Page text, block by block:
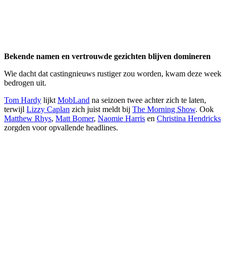
Bekende namen en vertrouwde gezichten blijven domineren
Wie dacht dat castingnieuws rustiger zou worden, kwam deze week
bedrogen uit.
Tom Hardy lijkt MobLand na seizoen twee achter zich te laten,
terwijl Lizzy Caplan zich juist meldt bij The Morning Show. Ook
Matthew Rhys, Matt Bomer, Naomie Harris en Christina Hendricks
zorgden voor opvallende headlines.